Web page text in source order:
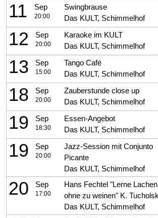
11 Sep
20:00
Swingbrause
Das KULT, Schimmelhof
12 Sep
20:00
Karaoke im KULT
Das KULT, Schimmelhof
13 Sep
15:00
Tango Café
Das KULT, Schimmelhof
18 Sep
20:00
Zauberstunde close up
Das KULT, Schimmelhof
19 Sep
18:30
Essen-Angebot
Das KULT, Schimmelhof
19 Sep
20:00
Jazz-Session mit Conjunto
Picante
Das KULT, Schimmelhof
20 Sep
17:00
Hans Fechtel "Lerne Lachen
ohne zu weinen" K.
Das KULT, Schimmelhof